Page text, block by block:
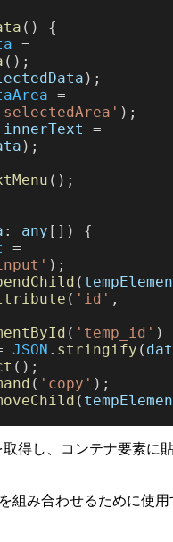
() {
();
);
);
innerText
);
();
: any []) {
);
(
( 'id'
( 'temp_id' )
JSON . stringify (
();
( 'copy' );
(
得し、コンテナ要素に
組み合わせるために使用